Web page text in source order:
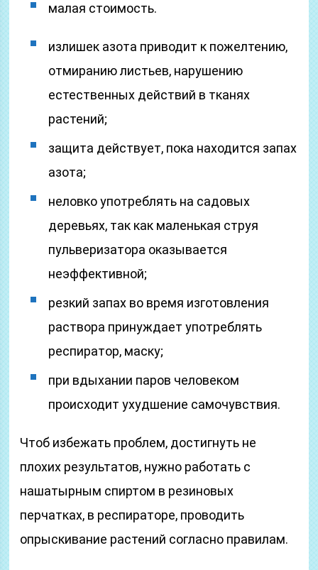
малая стоимость.
излишек азота приводит к пожелтению,
отмиранию листьев, нарушению
естественных действий в тканях
растений;
защита действует, пока находится запах
азота;
неловко употреблять на садовых
деревьях, так как маленькая струя
пульверизатора оказывается
неэффективной;
резкий запах во время изготовления
раствора принуждает употреблять
респиратор, маску;
при вдыхании паров человеком
происходит ухудшение самочувствия.
Чтоб избежать проблем, достигнуть не
плохих результатов, нужно работать с
нашатырным спиртом в резиновых
перчатках, в респираторе, проводить
опрыскивание растений согласно правилам.